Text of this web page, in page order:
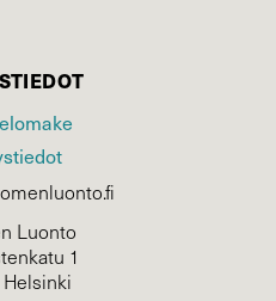
Luonto
1